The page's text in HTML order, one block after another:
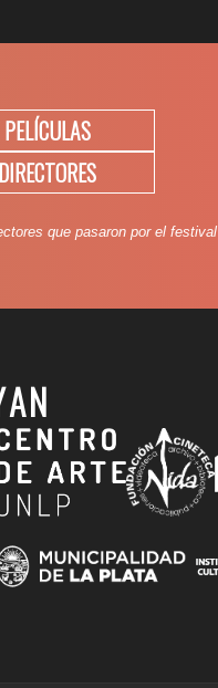
PELÍCULAS
DIRECTORES
que pasaron por el festival